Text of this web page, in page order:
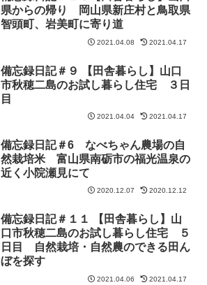
県からの帰り 岡山県新庄村と鳥取県
智頭町、岩美町に寄り道
2021.04.08 2021.04.17
備忘録日記＃９ 【田舎暮らし】山口
市秋穂二島のお試し暮らし住宅 ３日
目
2021.04.04 2021.04.17
備忘録日記＃6 なべちゃん農場の自
然栽培米 富山県南砺市の福光温泉の
近く小院瀬見にて
2020.12.07 2020.12.12
備忘録日記＃１１ 【田舎暮らし】山
口市秋穂二島のお試し暮らし住宅 ５
日目 自然栽培・自然農のできる田ん
ぼを探す
2021.04.06 2021.04.17